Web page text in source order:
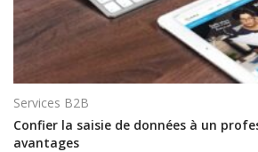
Services B2B
Confier la saisie de données à un
avantages